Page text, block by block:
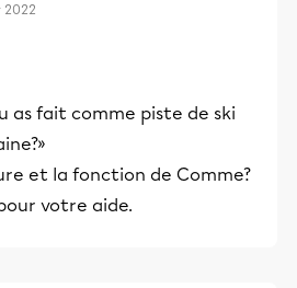
2022
as fait comme piste de ski
et la fonction de Comme?
votre aide.